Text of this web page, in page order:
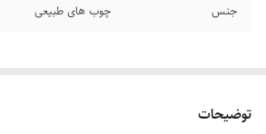
جنس چوب های طبیعی
توضیحات